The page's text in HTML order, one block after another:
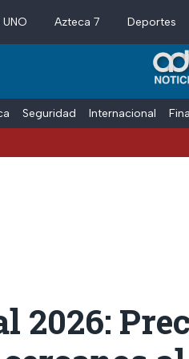
Azteca 7 Deportes
Seguridad Internacional
2026: